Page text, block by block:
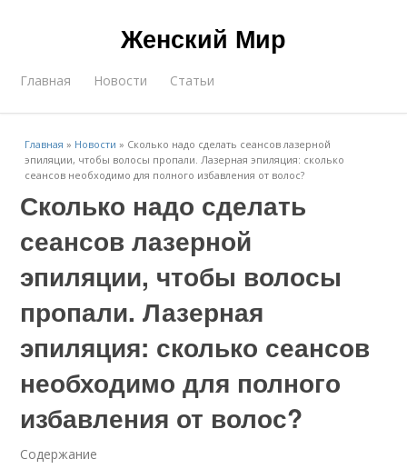
Женский Мир
Главная Новости Статьи
Главная » Новости » Сколько надо сделать сеансов лазерной
эпиляции, чтобы волосы пропали. Лазерная эпиляция: сколько
сеансов необходимо для полного избавления от волос?
Сколько надо сделать
сеансов лазерной
эпиляции, чтобы волосы
пропали. Лазерная
эпиляция: сколько сеансов
необходимо для полного
избавления от волос?
Содержание